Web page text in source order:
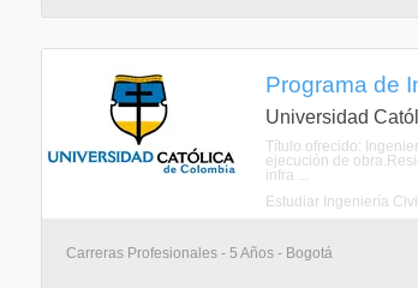
Programa de
Universidad
Título ofrecido:
ejecución de
infra ...
Estudiar Ingeniería
Carreras Profesionales - 5 Años - Bogotá